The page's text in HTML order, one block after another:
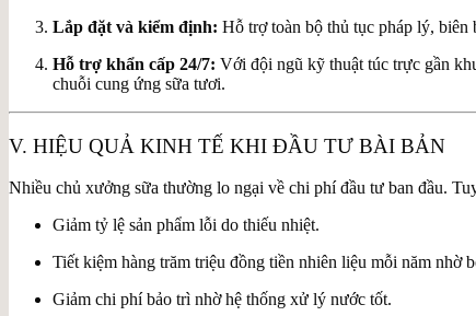
Lắp đặt và kiểm định: Hỗ trợ toàn bộ thủ tục pháp lý, biên
Hỗ trợ khẩn cấp 24/7: Với đội ngũ kỹ thuật túc trực gần
chuỗi cung ứng sữa tươi.
V. HIỆU QUẢ KINH TẾ KHI ĐẦU TƯ BÀI BẢN
Nhiều chủ xưởng sữa thường lo ngại về chi phí đầu tư ban đầu.
Giảm tỷ lệ sản phẩm lỗi do thiếu nhiệt.
Tiết kiệm hàng trăm triệu đồng tiền nhiên liệu mỗi năm nhờ
Giảm chi phí bảo trì nhờ hệ thống xử lý nước tốt.